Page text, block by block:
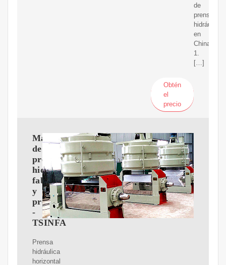
de
prensas
hidráulicas
en
China
1.
[…]
Obtén
el
precio
Máquina
de
prensa
hidráulica,
fabricante
y
proveedor
-
TSINFA
Prensa
hidráulica
horizontal